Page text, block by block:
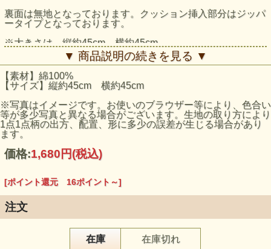
裏面は無地となっております。クッション挿入部分はジッパ
ータイプとなっております。
※大きさは、縦約45cm 横約45cm
▼ 商品説明の続きを見る ▼
【素材】綿100%
【サイズ】縦約45cm 横約45cm
※写真はイメージです。お使いのブラウザー等により、色合い
等が多少写真と異なる場合がございます。生地の取り方により
1点1点柄の出方、配置、形に多少の誤差が生じる場合があり
ます。
価格:1,680円(税込)
[ポイント還元 16ポイント～]
注文
在庫 在庫切れ